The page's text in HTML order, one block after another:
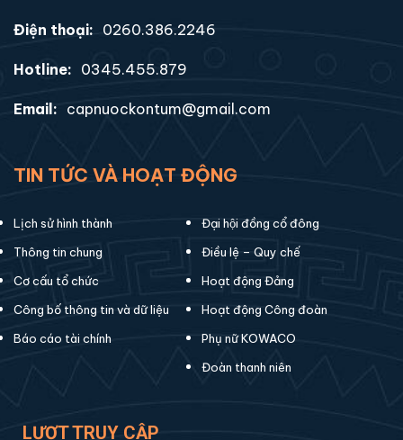
Điện thoại: 0260.386.2246
Hotline: 0345.455.879
Email: capnuockontum@gmail.com
TIN TỨC VÀ HOẠT ĐỘNG
Lịch sử hình thành
Thông tin chung
Cơ cấu tổ chức
Công bố thông tin và dữ liệu
Báo cáo tài chính
Đại hội đồng cổ đông
Điều lệ – Quy chế
Hoạt động Đảng
Hoạt động Công đoàn
Phụ nữ KOWACO
Đoàn thanh niên
LƯỢT TRUY CẬP